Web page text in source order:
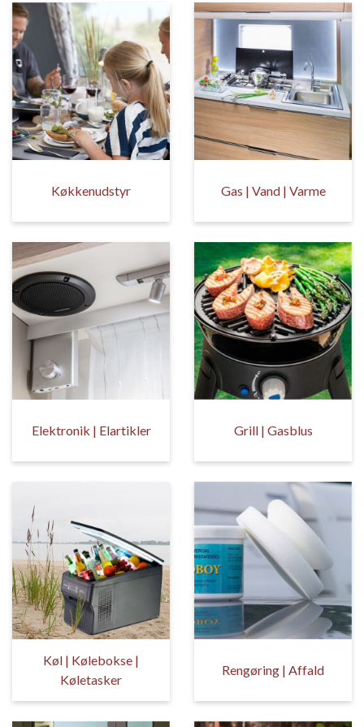
Køkkenudstyr Gas | Vand | Varme
Elektronik | Elartikler Grill | Gasblus
Køl | Kølebokse |
Køletasker
Rengøring | Affald